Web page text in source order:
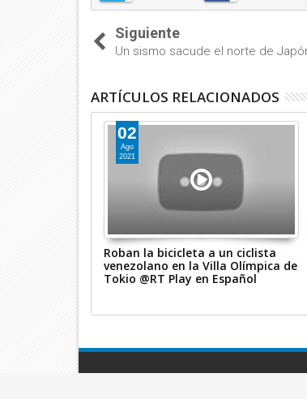
Siguiente
Un sismo sacude el norte de
ARTÍCULOS RELACIONADOS
02
Ago
2021
Roban la bicicleta a un ciclista
venezolano en la Villa Olímpica de
Tokio @RT Play en Español